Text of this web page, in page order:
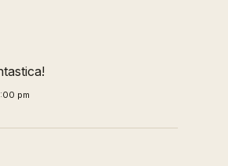
pm